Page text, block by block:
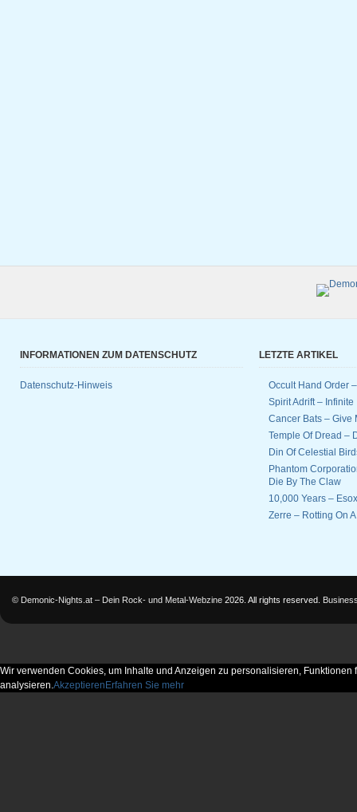
INFORMATIONEN ZUM DATENSCHUTZ
Datenschutz-Hinweis
LETZTE ARTIKEL
Occult Hand Order
Spirit Adrift –
Cancer Bats – Give
Temple Of Dread –
Din Of Celestial
Phantom
Die By The Claw
10,000 Years –
Zerre – Rotting On
© Demonic-Nights.at – Dein Rock- und Metal-Webzine 2026. All rights reserved.
Wir verwenden Cookies, um Inhalte und Anzeigen zu personalisieren,
analysieren.Akzeptieren Erfahren Sie mehr